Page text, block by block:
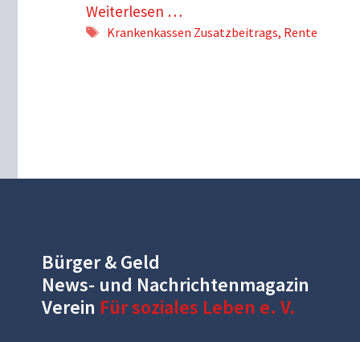
Weiterlesen …
Schlagwörter
Krankenkassen Zusatzbeitrags, Rente
Bürger & Geld
News- und Nachrichtenmagazin
Verein Für soziales Leben e. V.